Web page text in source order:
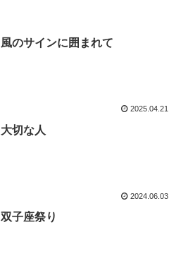
風のサインに囲まれて
2025.04.21
大切な人
2024.06.03
双子座祭り